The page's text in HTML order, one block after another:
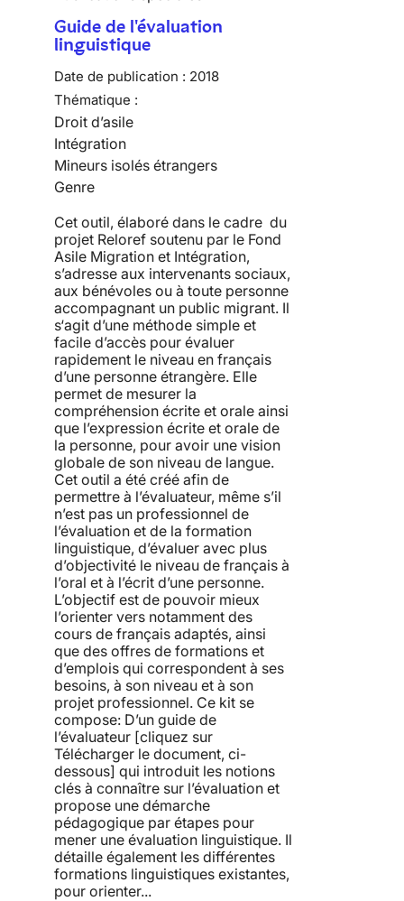
Guide de l'évaluation
linguistique
Date de publication : 2018
Thématique :
Droit d’asile
Intégration
Mineurs isolés étrangers
Genre
Cet outil, élaboré dans le cadre du
projet Reloref soutenu par le Fond
Asile Migration et Intégration,
s’adresse aux intervenants sociaux,
aux bénévoles ou à toute personne
accompagnant un public migrant. Il
s‘agit d’une méthode simple et
facile d’accès pour évaluer
rapidement le niveau en français
d’une personne étrangère. Elle
permet de mesurer la
compréhension écrite et orale ainsi
que l’expression écrite et orale de
la personne, pour avoir une vision
globale de son niveau de langue.
Cet outil a été créé afin de
permettre à l’évaluateur, même s’il
n’est pas un professionnel de
l’évaluation et de la formation
linguistique, d’évaluer avec plus
d’objectivité le niveau de français à
l’oral et à l’écrit d’une personne.
L’objectif est de pouvoir mieux
l’orienter vers notamment des
cours de français adaptés, ainsi
que des offres de formations et
d’emplois qui correspondent à ses
besoins, à son niveau et à son
projet professionnel. Ce kit se
compose: D’un guide de
l’évaluateur [cliquez sur
Télécharger le document, ci-
dessous] qui introduit les notions
clés à connaître sur l’évaluation et
propose une démarche
pédagogique par étapes pour
mener une évaluation linguistique. Il
détaille également les différentes
formations linguistiques existantes,
pour orienter...